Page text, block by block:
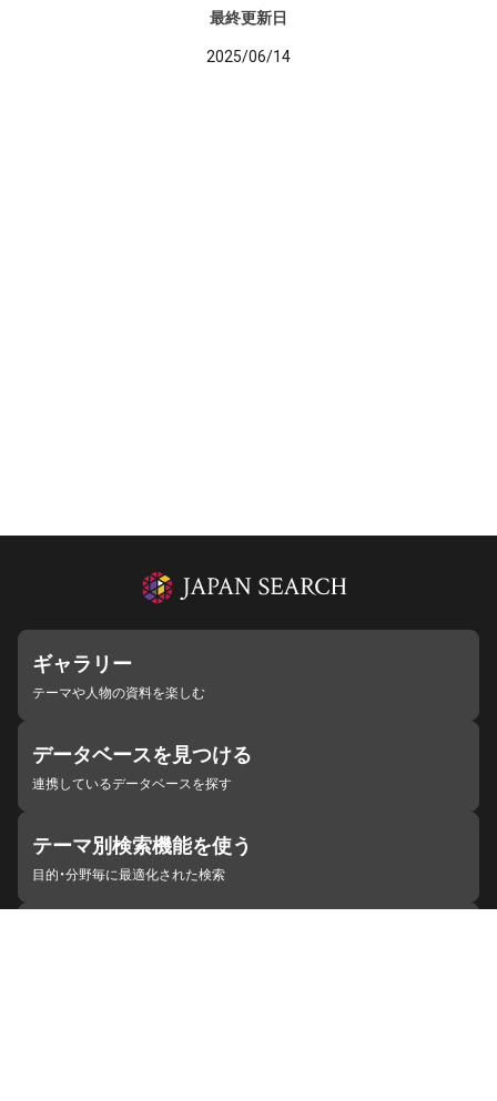
最終更新日
2025/06/14
ギャラリー
テーマや人物の資料を楽しむ
データベースを見つける
連携しているデータベースを探す
テーマ別検索機能を使う
目的・分野毎に最適化された検索